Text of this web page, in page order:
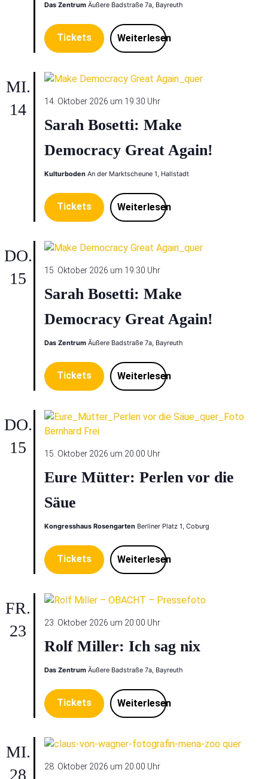
Das Zentrum Äußere Badstraße 7a, Bayreuth
Tickets Weiterlesen
MI.
14
14. Oktober 2026 um 19:30 Uhr
Sarah Bosetti: Make
Democracy Great Again!
Kulturboden An der Marktscheune 1, Hallstadt
Tickets Weiterlesen
DO.
15
15. Oktober 2026 um 19:30 Uhr
Sarah Bosetti: Make
Democracy Great Again!
Das Zentrum Äußere Badstraße 7a, Bayreuth
Tickets Weiterlesen
DO.
15
15. Oktober 2026 um 20:00 Uhr
Eure Mütter: Perlen vor die
Säue
Kongresshaus Rosengarten Berliner Platz 1, Coburg
Tickets Weiterlesen
FR.
23
23. Oktober 2026 um 20:00 Uhr
Rolf Miller: Ich sag nix
Das Zentrum Äußere Badstraße 7a, Bayreuth
Tickets Weiterlesen
MI.
28
28. Oktober 2026 um 20:00 Uhr